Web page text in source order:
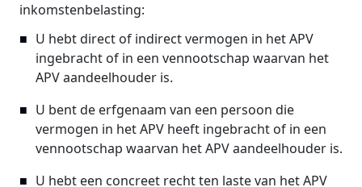
inkomstenbelasting:
U hebt direct of indirect vermogen in het APV
ingebracht of in een vennootschap waarvan het
APV aandeelhouder is.
U bent de erfgenaam van een persoon die
vermogen in het APV heeft ingebracht of in een
vennootschap waarvan het APV aandeelhouder is.
U hebt een concreet recht ten laste van het APV